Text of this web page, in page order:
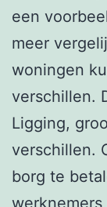
een
meer
woningen
verschillen.
Ligging,
verschillen.
borg te